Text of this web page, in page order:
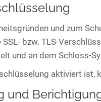
und zum
bzw. TLS-
und an dem Schloss-
aktiviert
und